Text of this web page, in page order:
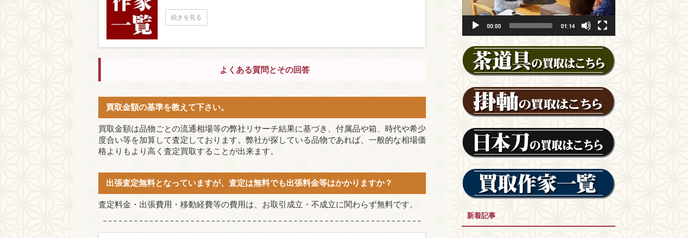
続きを見る
よくある質問とその回答
買取金額の基準を教えて下さい。
買取金額は品物ごとの流通相場等の弊社リサーチ結果に基づき、付属品や箱、時代や希少
度合い等を加算して査定しております。弊社が探している品物であれば、一般的な相場価
格よりもより高く査定買取することが出来ます。
出張査定無料となっていますが、査定は無料でも出張料金等はかかりますか？
査定料金・出張費用・移動経費等の費用は、お取引成立・不成立に関わらず無料です。
新着記事